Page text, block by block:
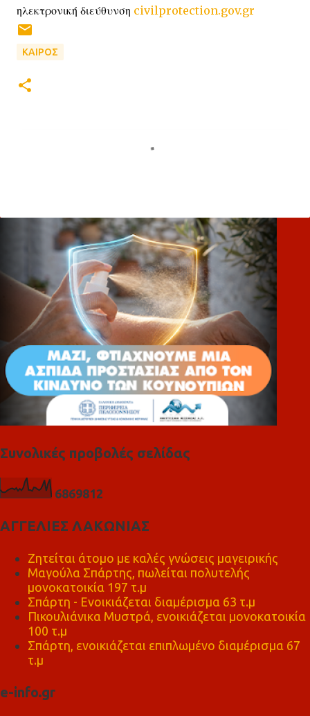
ηλεκτρονική διεύθυνση civilprotection.gov.gr
ΚΑΙΡΟΣ
λ
Συνολικές προβολές σελίδας
6869812
ΑΓΓΕΛΙΕΣ ΛΑΚΩΝΙΑΣ
Ζητείται άτομο με καλές γνώσεις μαγειρικής
Μαγούλα Σπάρτης, πωλείται πολυτελής
μονοκατοικία 197 τ.μ
Σπάρτη - Ενοικιάζεται διαμέρισμα 63 τ.μ
Πικουλιάνικα Μυστρά, ενοικιάζεται μονοκατοικία
100 τ.μ
Σπάρτη, ενοικιάζεται επιπλωμένο διαμέρισμα 67
τ.μ
e-info.gr